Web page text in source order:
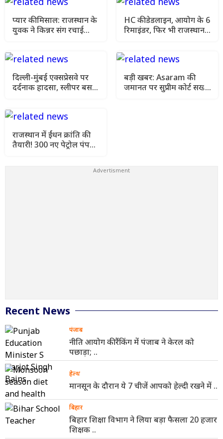
प्यार की मिसाल: राजस्थान के
युवक ने किन्नर संग रचाई
HC की डेडलाइन, आयोग के 6
रिमाइंडर, फिर भी राजस्थान
दिल्ली-मुंबई एक्सप्रेसवे पर
दर्दनाक हादसा, स्लीपर बस
मौत
बड़ी खबर: Asaram की
जमानत पर सुप्रीम कोर्ट सख्त,
राजस्थान में ईंधन क्रांति की
तैयारी! 300 नए पेट्रोल पंप
Recent News
पंजाब
नीति आयोग की रैंकिंग में पंजाब ने केरल को
पछाड़ा; ..
हेल्थ
मानसून के दौरान ये 7 चीजें आपको हेल्दी रखने में ..
बिहार
बिहार शिक्षा विभाग ने लिया बड़ा फैसला 20 हजार
शिक्षक ..